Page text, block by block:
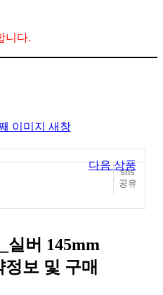
니다.
이미지 새창
다음 상품
sns
공유
실버 145mm
정보 및 구매